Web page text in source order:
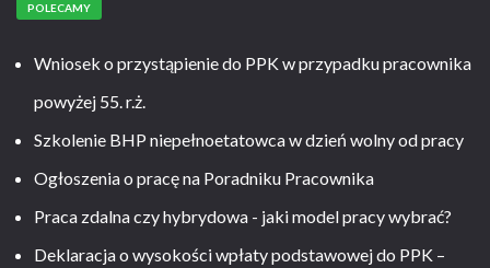
POLECAMY
Wniosek o przystąpienie do PPK w przypadku pracownika
powyżej 55. r.ż.
Szkolenie BHP niepełnoetatowca w dzień wolny od pracy
Ogłoszenia o pracę na Poradniku Pracownika
Praca zdalna czy hybrydowa - jaki model pracy wybrać?
Deklaracja o wysokości wpłaty podstawowej do PPK –